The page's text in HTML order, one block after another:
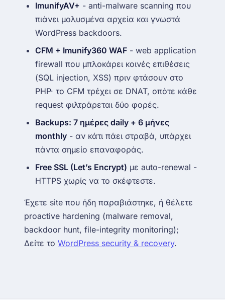
ImunifyAV+ - anti-malware scanning που
πιάνει μολυσμένα αρχεία και γνωστά
WordPress backdoors.
CFM + Imunify360 WAF - web application
firewall που μπλοκάρει κοινές επιθέσεις
(SQL injection, XSS) πριν φτάσουν στο
PHP· το CFM τρέχει σε DNAT, οπότε κάθε
request φιλτράρεται δύο φορές.
Backups: 7 ημέρες daily + 6 μήνες
monthly - αν κάτι πάει στραβά, υπάρχει
πάντα σημείο επαναφοράς.
Free SSL (Let’s Encrypt) με auto-renewal -
HTTPS χωρίς να το σκέφτεστε.
Έχετε site που ήδη παραβιάστηκε, ή θέλετε
proactive hardening (malware removal,
backdoor hunt, file-integrity monitoring);
Δείτε το WordPress security & recovery.